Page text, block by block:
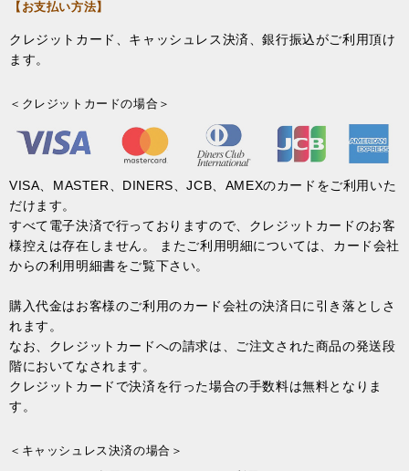
【お支払い方法】
クレジットカード、キャッシュレス決済、銀行振込がご利用頂け
ます。
＜クレジットカードの場合＞
VISA、MASTER、DINERS、JCB、AMEXのカードをご利用いた
だけます。
すべて電子決済で行っておりますので、クレジットカードのお客
様控えは存在しません。 またご利用明細については、カード会社
からの利用明細書をご覧下さい。
購入代金はお客様のご利用のカード会社の決済日に引き落としさ
れます。
なお、クレジットカードへの請求は、ご注文された商品の発送段
階においてなされます。
クレジットカードで決済を行った場合の手数料は無料となりま
す。
＜キャッシュレス決済の場合＞